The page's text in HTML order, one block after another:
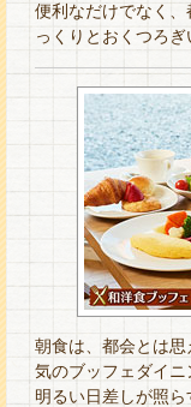
便利なだけでなく
っくりとおくつろぎ
朝食は、都会とは
気のブッフェダイニ
明るい日差しが照